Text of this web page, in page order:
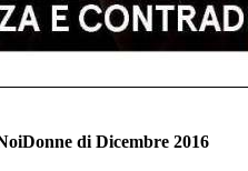
di Dicembre 2016